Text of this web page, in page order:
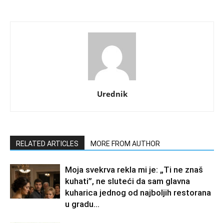
Urednik
RELATED ARTICLES MORE FROM AUTHOR
Moja svekrva rekla mi je: „Ti ne znaš
kuhati”, ne sluteći da sam glavna
kuharica jednog od najboljih restorana
u gradu…